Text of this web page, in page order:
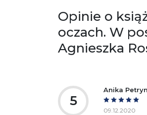
Opinie o
oczach. W
Agnieszka
5
Anika
09.12.2020